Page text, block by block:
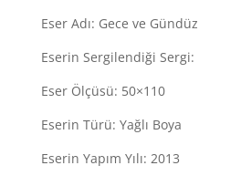
Eser Adı: Gece ve Gündüz
Eserin Sergilendiği Sergi:
Eser Ölçüsü: 50×110
Eserin Türü: Yağlı Boya
Eserin Yapım Yılı: 2013